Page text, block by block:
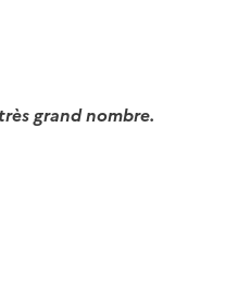
grand nombre.